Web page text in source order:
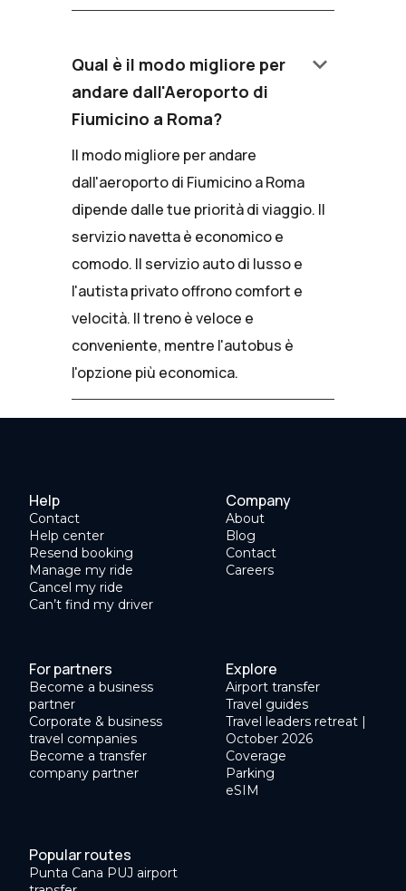
Qual è il modo migliore per
andare dall'Aeroporto di
Fiumicino a Roma?
keyboard_arrow_down
Il modo migliore per andare
dall'aeroporto di Fiumicino a Roma
dipende dalle tue priorità di viaggio. Il
servizio navetta è economico e
comodo. Il servizio auto di lusso e
l'autista privato offrono comfort e
velocità. Il treno è veloce e
conveniente, mentre l'autobus è
l'opzione più economica.
Help
Contact
Help center
Resend booking
Manage my ride
Cancel my ride
Can’t find my driver
Company
About
Blog
Contact
Careers
For partners
Become a business
partner
Corporate & business
travel companies
Become a transfer
company partner
Explore
Airport transfer
Travel guides
Travel leaders retreat |
October 2026
Coverage
Parking
eSIM
Popular routes
Punta Cana PUJ airport